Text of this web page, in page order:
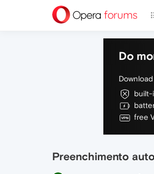
Do
built-
free
Preenchimento